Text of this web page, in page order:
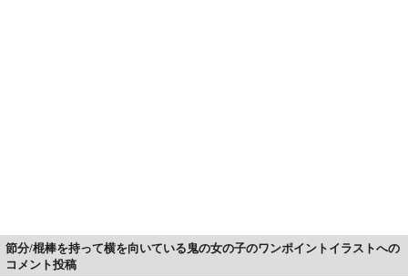
節分/棍棒を持って横を向いている鬼の女の子のワンポイントイラストへの
コメント投稿